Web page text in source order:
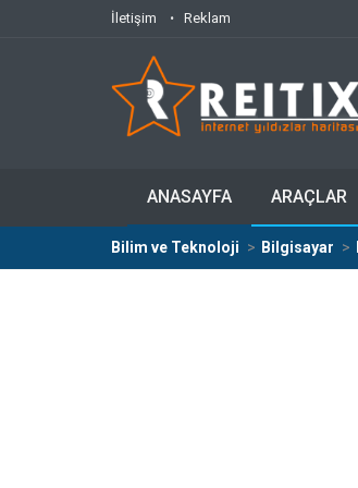
İletişim Reklam
ANASAYFA ARAÇLAR
Bilim ve Teknoloji Bilgisayar